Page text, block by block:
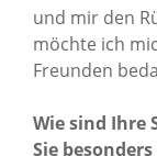
und mir den
möchte ich
Freunden
Wie sind Ihre
Sie